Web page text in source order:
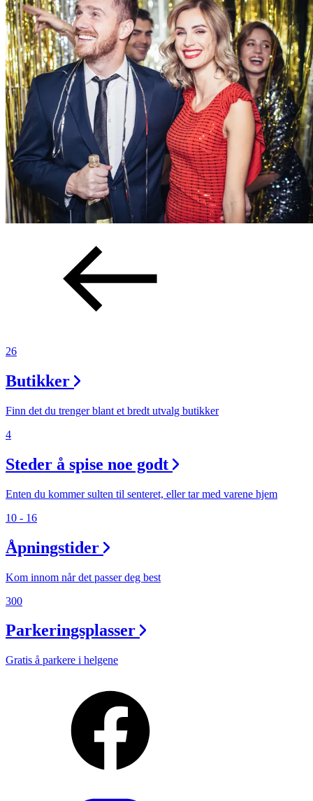
26
Butikker
Finn det du trenger blant et bredt utvalg butikker
4
Steder å spise noe godt
Enten du kommer sulten til senteret, eller tar med varene hjem
10 - 16
Åpningstider
Kom innom når det passer deg best
300
Parkeringsplasser
Gratis å parkere i helgene